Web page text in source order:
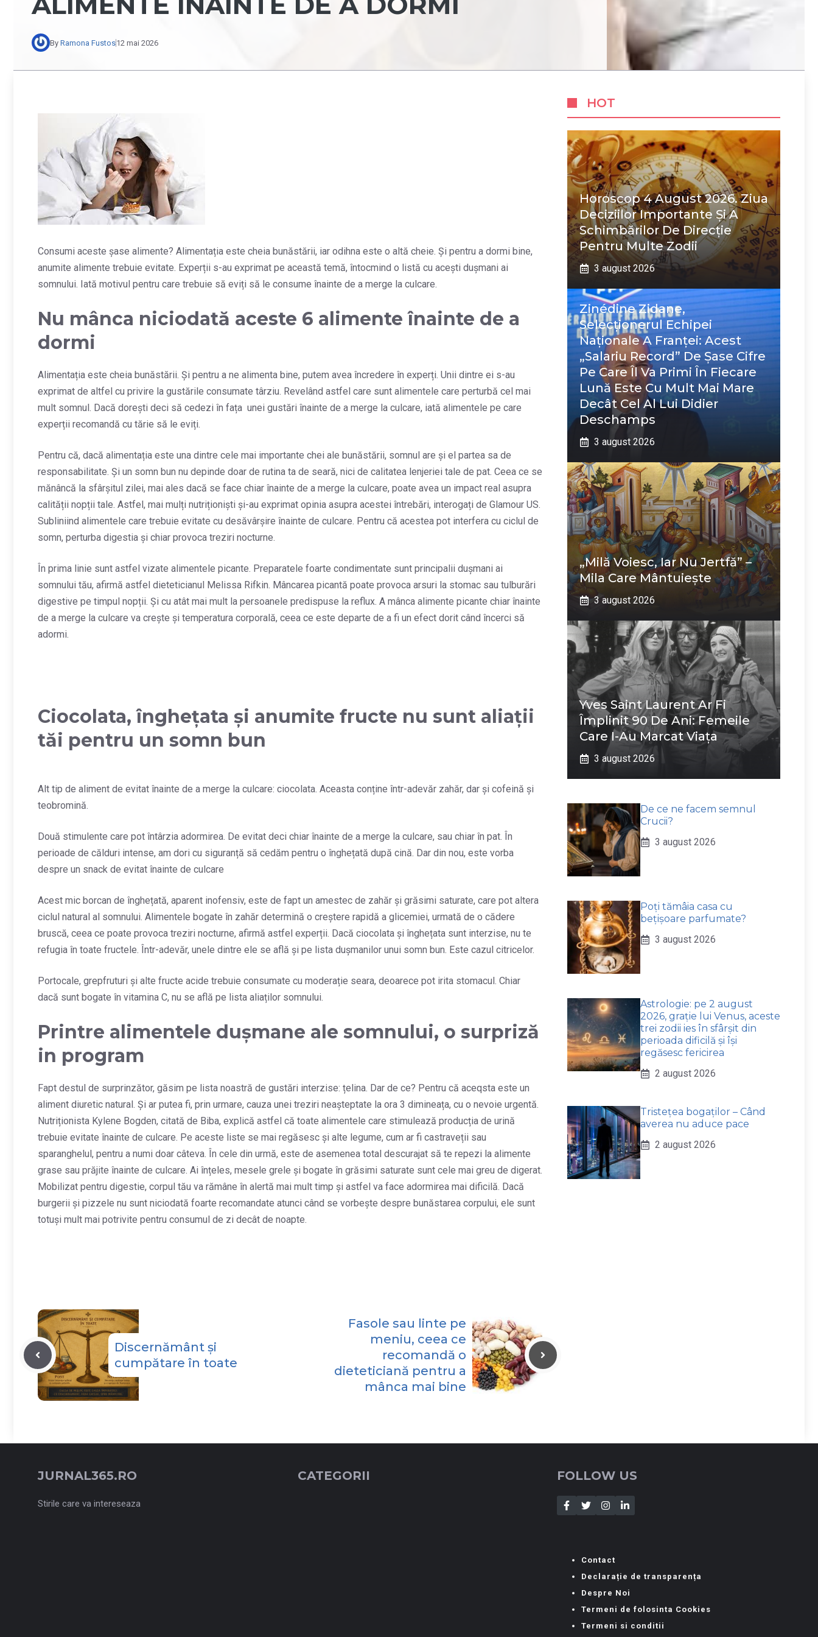
By Ramona Fustos12 mai 2026
Consumi aceste șase alimente? Alimentația este cheia bunăstării, iar odihna este o altă cheie. Și pentru a dormi bine,
anumite alimente trebuie evitate. Experții s-au exprimat pe această temă, întocmind o listă cu acești dușmani ai
somnului. Iată motivul pentru care trebuie să eviți să le consume înainte de a merge la culcare.
Nu mânca niciodată aceste 6 alimente înainte de a
dormi
Alimentația este cheia bunăstării. Și pentru a ne alimenta bine, putem avea încredere în experți. Unii dintre ei s-au
exprimat de altfel cu privire la gustările consumate târziu. Revelând astfel care sunt alimentele care perturbă cel mai
mult somnul. Dacă dorești deci să cedezi în fața unei gustări înainte de a merge la culcare, iată alimentele pe care
experții recomandă cu tărie să le eviți.
Pentru că, dacă alimentația este una dintre cele mai importante chei ale bunăstării, somnul are și el partea sa de
responsabilitate. Și un somn bun nu depinde doar de rutina ta de seară, nici de calitatea lenjeriei tale de pat. Ceea ce se
mănâncă la sfârșitul zilei, mai ales dacă se face chiar înainte de a merge la culcare, poate avea un impact real asupra
calității nopții tale. Astfel, mai mulți nutriționiști și-au exprimat opinia asupra acestei întrebări, interogați de Glamour US.
Subliniind alimentele care trebuie evitate cu desăvârșire înainte de culcare. Pentru că acestea pot interfera cu ciclul de
somn, perturba digestia și chiar provoca treziri nocturne.
În prima linie sunt astfel vizate alimentele picante. Preparatele foarte condimentate sunt principalii dușmani ai
somnului tău, afirmă astfel dieteticianul Melissa Rifkin. Mâncarea picantă poate provoca arsuri la stomac sau tulburări
digestive pe timpul nopții. Și cu atât mai mult la persoanele predispuse la reflux. A mânca alimente picante chiar înainte
de a merge la culcare va crește și temperatura corporală, ceea ce este departe de a fi un efect dorit când încerci să
adormi.
Ciocolata, înghețata și anumite fructe nu sunt aliații
tăi pentru un somn bun
Alt tip de aliment de evitat înainte de a merge la culcare: ciocolata. Aceasta conține într-adevăr zahăr, dar și cofeină și
teobromină.
Două stimulente care pot întârzia adormirea. De evitat deci chiar înainte de a merge la culcare, sau chiar în pat. În
perioade de călduri intense, am dori cu siguranță să cedăm pentru o înghețată după cină. Dar din nou, este vorba
despre un snack de evitat înainte de culcare
Acest mic borcan de înghețată, aparent inofensiv, este de fapt un amestec de zahăr și grăsimi saturate, care pot altera
ciclul natural al somnului. Alimentele bogate în zahăr determină o creștere rapidă a glicemiei, urmată de o cădere
bruscă, ceea ce poate provoca treziri nocturne, afirmă astfel experții. Dacă ciocolata și înghețata sunt interzise, nu te
refugia în toate fructele. Într-adevăr, unele dintre ele se află și pe lista dușmanilor unui somn bun. Este cazul citricelor.
Portocale, grepfruturi și alte fructe acide trebuie consumate cu moderație seara, deoarece pot irita stomacul. Chiar
dacă sunt bogate în vitamina C, nu se află pe lista aliaților somnului.
Printre alimentele dușmane ale somnului, o surpriză
in program
Fapt destul de surprinzător, găsim pe lista noastră de gustări interzise: țelina. Dar de ce? Pentru că aceqsta este un
aliment diuretic natural. Și ar putea fi, prin urmare, cauza unei treziri neașteptate la ora 3 dimineața, cu o nevoie urgentă.
Nutriționista Kylene Bogden, citată de Biba, explică astfel că toate alimentele care stimulează producția de urină
trebuie evitate înainte de culcare. Pe aceste liste se mai regăsesc și alte legume, cum ar fi castraveții sau
sparanghelul, pentru a numi doar câteva. În cele din urmă, este de asemenea total descurajat să te repezi la alimente
grase sau prăjite înainte de culcare. Ai înțeles, mesele grele și bogate în grăsimi saturate sunt cele mai greu de digerat.
Mobilizat pentru digestie, corpul tău va rămâne în alertă mai mult timp și astfel va face adormirea mai dificilă. Dacă
burgerii și pizzele nu sunt niciodată foarte recomandate atunci când se vorbește despre bunăstarea corpului, ele sunt
totuși mult mai potrivite pentru consumul de zi decât de noapte.
Discernământ și
cumpătare în toate
Fasole sau linte pe
meniu, ceea ce
recomandă o
dieteticiană pentru a
mânca mai bine
HOT
Horoscop 4 August 2026. Ziua
Deciziilor Importante Și A
Schimbărilor De Direcție
Pentru Multe Zodii
3 august 2026
Zinédine Zidane,
Selecționerul Echipei
Naționale A Franței: Acest
„salariu Record” De Șase Cifre
Pe Care Îl Va Primi În Fiecare
Lună Este Cu Mult Mai Mare
Decât Cel Al Lui Didier
Deschamps
3 august 2026
„Milă Voiesc, Iar Nu Jertfă” –
Mila Care Mântuiește
3 august 2026
Yves Saint Laurent Ar Fi
Împlinit 90 De Ani: Femeile
Care I-Au Marcat Viața
3 august 2026
De ce ne facem semnul
Crucii?
3 august 2026
Poți tămâia casa cu
bețișoare parfumate?
3 august 2026
Astrologie: pe 2 august
2026, grație lui Venus, aceste
trei zodii ies în sfârșit din
perioada dificilă și își
regăsesc fericirea
2 august 2026
Tristețea bogaților – Când
averea nu aduce pace
2 august 2026
JURNAL365.RO
Stirile care va intereseaza
CATEGORII FOLLOW US
Contact
Declarație de transparența
Despre Noi
Termeni de folosinta Cookies
Termeni si conditii